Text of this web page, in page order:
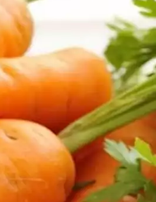
الغنية بالبيتاكاروتين والفيتامين أ،
نفعًا للصحة العامة للجسم، وعلى الرغم
الإفراط في تناوله قد يسبب بعض